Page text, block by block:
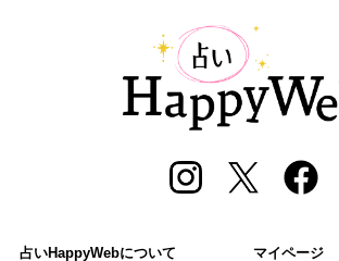
占いHappyWebについて マイページ